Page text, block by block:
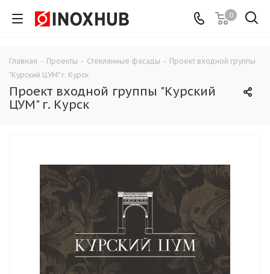
0
Главная - Проекты - Стеклянные фасады - Проект входной группы
"Курский ЦУМ" г. Курск
Проект входной группы "Курский
ЦУМ" г. Курск